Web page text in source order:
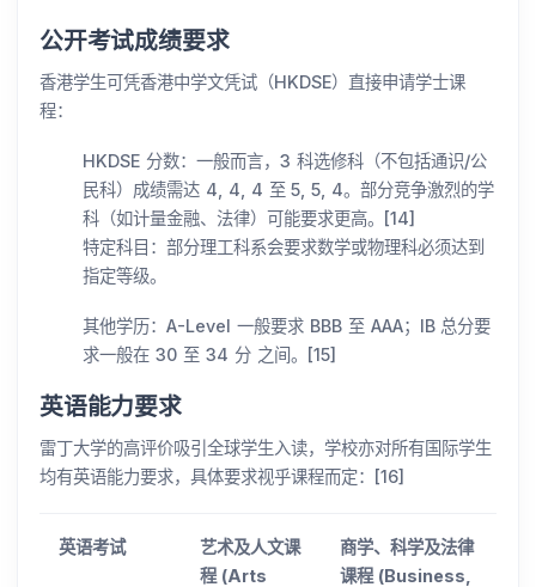
公开考试成绩要求
香港学生可凭香港中学文凭试（HKDSE）直接申请学士课
程：
HKDSE 分数：一般而言，3 科选修科（不包括通识/公
民科）成绩需达 4, 4, 4 至 5, 5, 4。部分竞争激烈的学
科（如计量金融、法律）可能要求更高。[14]
特定科目：部分理工科系会要求数学或物理科必须达到
指定等级。
其他学历：A-Level 一般要求 BBB 至 AAA；IB 总分要
求一般在 30 至 34 分 之间。[15]
英语能力要求
雷丁大学的高评价吸引全球学生入读，学校亦对所有国际学生
均有英语能力要求，具体要求视乎课程而定：[16]
英语考试
艺术及人文课
程 (Arts
商学、科学及法律
课程 (Business,